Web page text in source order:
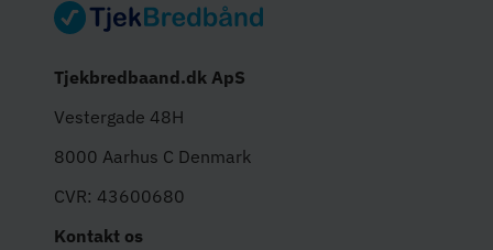
Tjekbredbaand.dk ApS
Vestergade 48H
8000 Aarhus C Denmark
CVR: 43600680
Kontakt os